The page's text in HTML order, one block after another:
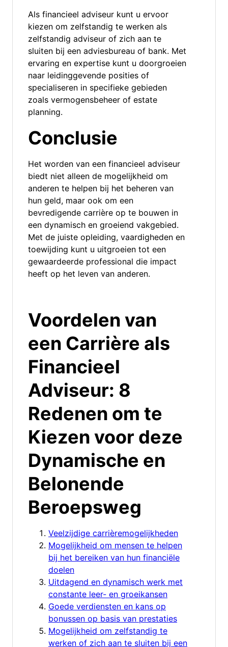
Als financieel adviseur kunt u ervoor
kiezen om zelfstandig te werken als
zelfstandig adviseur of zich aan te
sluiten bij een adviesbureau of bank. Met
ervaring en expertise kunt u doorgroeien
naar leidinggevende posities of
specialiseren in specifieke gebieden
zoals vermogensbeheer of estate
planning.
Conclusie
Het worden van een financieel adviseur
biedt niet alleen de mogelijkheid om
anderen te helpen bij het beheren van
hun geld, maar ook om een
bevredigende carrière op te bouwen in
een dynamisch en groeiend vakgebied.
Met de juiste opleiding, vaardigheden en
toewijding kunt u uitgroeien tot een
gewaardeerde professional die impact
heeft op het leven van anderen.
Voordelen van
een Carrière als
Financieel
Adviseur: 8
Redenen om te
Kiezen voor deze
Dynamische en
Belonende
Beroepsweg
Veelzijdige carrièremogelijkheden
Mogelijkheid om mensen te helpen
bij het bereiken van hun financiële
doelen
Uitdagend en dynamisch werk met
constante leer- en groeikansen
Goede verdiensten en kans op
bonussen op basis van prestaties
Mogelijkheid om zelfstandig te
werken of zich aan te sluiten bij een